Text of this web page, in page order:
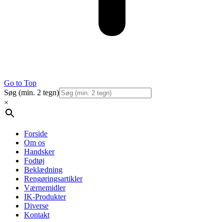
Go to Top
Søg (min. 2 tegn)
×
Forside
Om os
Handsker
Fodtøj
Beklædning
Rengøringsartikler
Værnemidler
IK-Produkter
Diverse
Kontakt